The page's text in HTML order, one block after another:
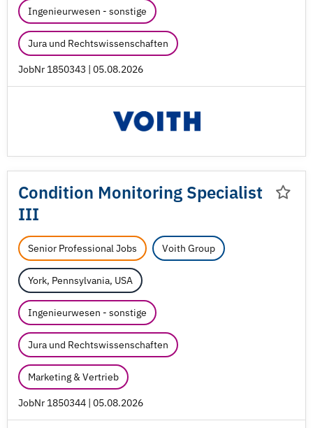
Ingenieurwesen - sonstige
Jura und Rechtswissenschaften
JobNr 1850343 | 05.08.2026
Condition Monitoring Specialist
III
Senior Professional Jobs Voith Group
York, Pennsylvania, USA
Ingenieurwesen - sonstige
Jura und Rechtswissenschaften
Marketing & Vertrieb
JobNr 1850344 | 05.08.2026